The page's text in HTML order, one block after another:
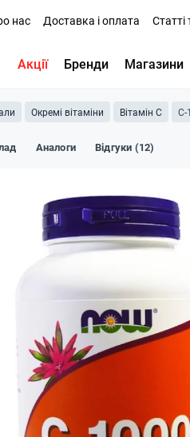
нас Доставка і оплата
Акції Бренди Магазини
Окремі вітаміни Вітамін C C-
Аналоги Відгуки (12)